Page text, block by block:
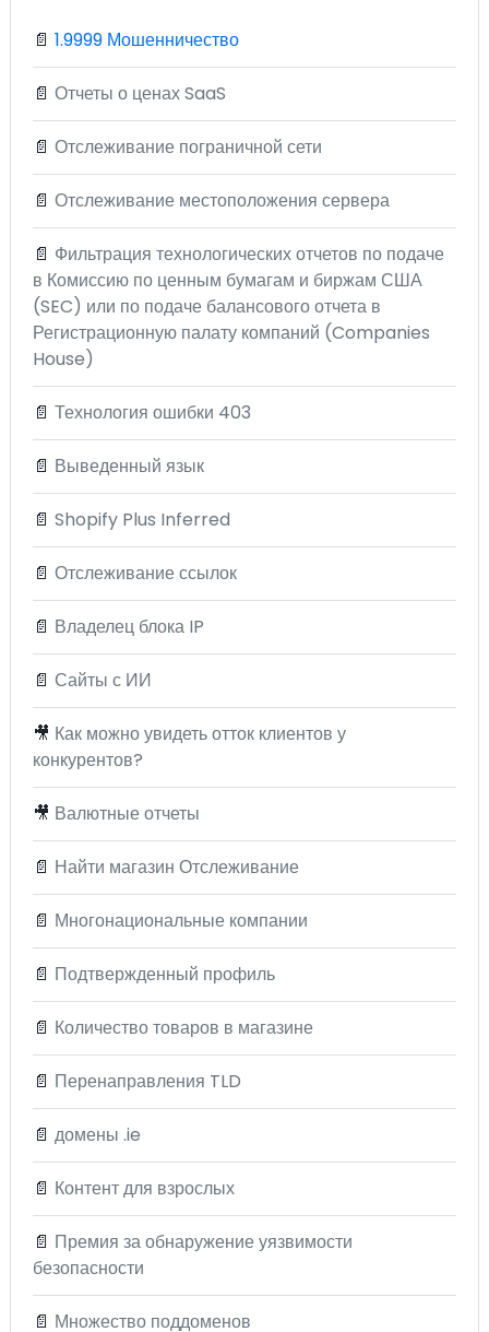
📄 1.9999 Мошенничество
📄 Отчеты о ценах SaaS
📄 Отслеживание пограничной сети
📄 Отслеживание местоположения сервера
📄 Фильтрация технологических отчетов по подаче
в Комиссию по ценным бумагам и биржам США
(SEC) или по подаче балансового отчета в
Регистрационную палату компаний (Companies
House)
📄 Технология ошибки 403
📄 Выведенный язык
📄 Shopify Plus Inferred
📄 Отслеживание ссылок
📄 Владелец блока IP
📄 Сайты с ИИ
🎥 Как можно увидеть отток клиентов у
конкурентов?
🎥 Валютные отчеты
📄 Найти магазин Отслеживание
📄 Многонациональные компании
📄 Подтвержденный профиль
📄 Количество товаров в магазине
📄 Перенаправления TLD
📄 домены .ie
📄 Контент для взрослых
📄 Премия за обнаружение уязвимости
безопасности
📄 Множество поддоменов